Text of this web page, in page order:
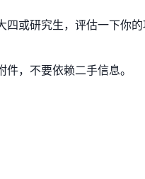
或研究生，评估一下你
，不要依赖二手信息。